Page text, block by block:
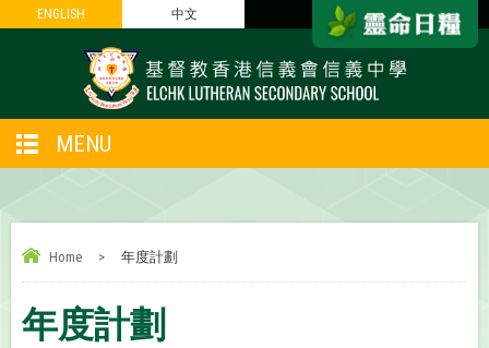
ENGLISH 中文
ENGLISH 中文
MENU
Home > 年度計劃
年度計劃